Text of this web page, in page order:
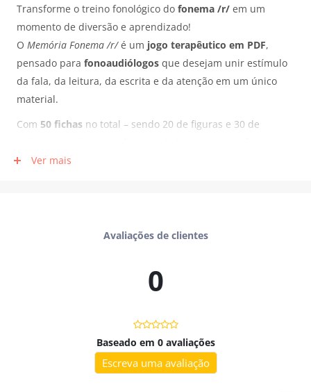
Transforme o treino fonológico do fonema /r/ em um
momento de diversão e aprendizado!
O Memória Fonema /r/é um jogo terapêutico em PDF,
pensado para fonoaudiólogos que desejam unir estímulo
da fala, da leitura, da escrita e da atenção em um único
material.
Com 50 fichas no total – sendo 20 de figuras e 30 de
diferentes formas de jogar: figura × figura, figura × palavra
habilidades cognitivas, podendo ser utilizado também por
Pode ser usado em sessões clínicas, escolares ou enviado
para casa, garantindo que a criança pratique de forma leve
- PDF colorido em alta resolução;
- 20 fichas de figuras;
Ver mais
Avaliações de clientes
0
Baseado em 0 avaliações
Escreva uma avaliação